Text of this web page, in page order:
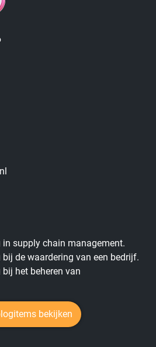
supply chain management.
de waardering van een bedrijf.
het beheren van
bekijken